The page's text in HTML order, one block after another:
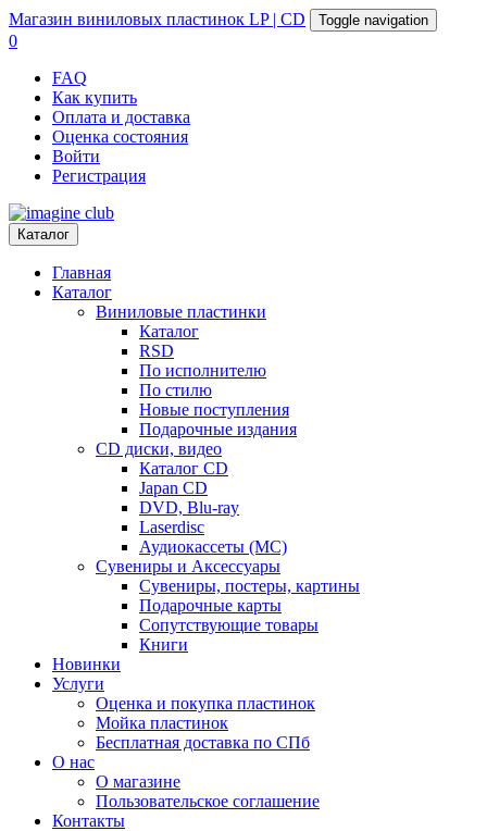
Магазин виниловых пластинок LP | CD Toggle navigation
0
FAQ
Как купить
Оплата и доставка
Оценка состояния
Войти
Регистрация
Каталог
Главная
Каталог
Виниловые пластинки
Каталог
RSD
По исполнителю
По стилю
Новые поступления
Подарочные издания
CD диски, видео
Каталог CD
Japan CD
DVD, Blu-ray
Laserdisc
Аудиокассеты (MC)
Сувениры и Аксессуары
Сувениры, постеры, картины
Подарочные карты
Сопутствующие товары
Книги
Новинки
Услуги
Оценка и покупка пластинок
Мойка пластинок
Бесплатная доставка по СПб
О нас
О магазине
Пользовательское соглашение
Контакты